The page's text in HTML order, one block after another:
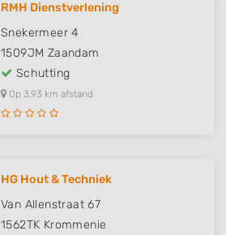
RMH Dienstverlening
Snekermeer 4
1509JM Zaandam
Schutting
Op 3,93 km afstand
HG Hout & Techniek
Van Allenstraat 67
1562TK Krommenie